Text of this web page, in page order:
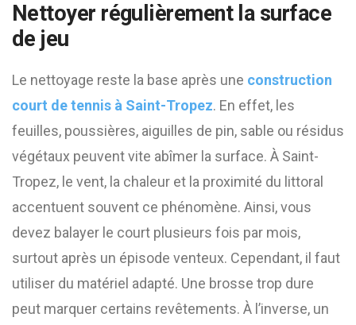
Nettoyer régulièrement la surface
de jeu
Le nettoyage reste la base après une construction
court de tennis à Saint-Tropez. En effet, les
feuilles, poussières, aiguilles de pin, sable ou résidus
végétaux peuvent vite abîmer la surface. À Saint-
Tropez, le vent, la chaleur et la proximité du littoral
accentuent souvent ce phénomène. Ainsi, vous
devez balayer le court plusieurs fois par mois,
surtout après un épisode venteux. Cependant, il faut
utiliser du matériel adapté. Une brosse trop dure
peut marquer certains revêtements. À l’inverse, un